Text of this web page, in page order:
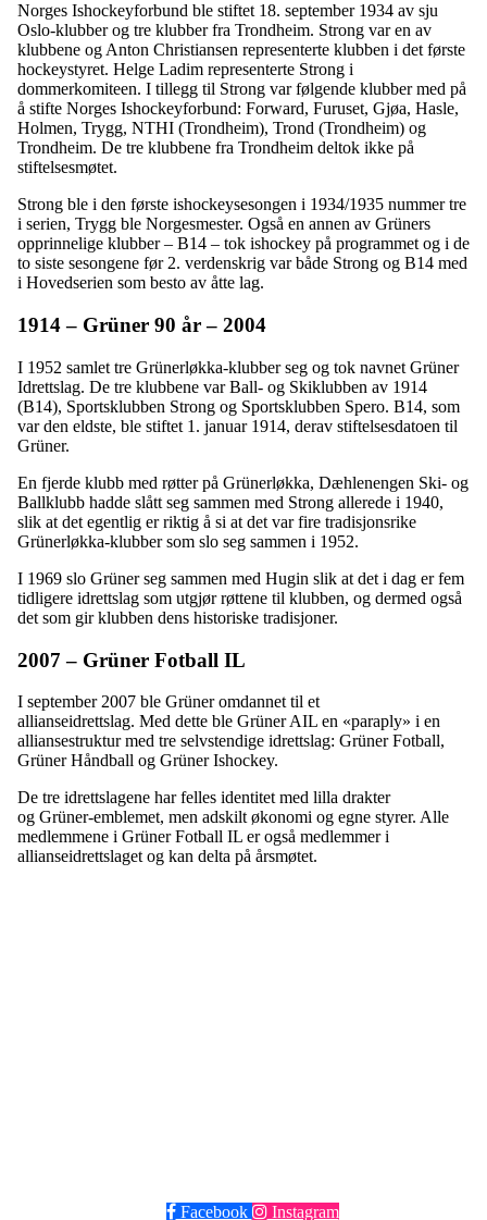
Norges Ishockeyforbund ble stiftet 18. september 1934 av sju
Oslo-klubber og tre klubber fra Trondheim. Strong var en av
klubbene og Anton Christiansen representerte klubben i det første
hockeystyret. Helge Ladim representerte Strong i
dommerkomiteen. I tillegg til Strong var følgende klubber med på
å stifte Norges Ishockeyforbund: Forward, Furuset, Gjøa, Hasle,
Holmen, Trygg, NTHI (Trondheim), Trond (Trondheim) og
Trondheim. De tre klubbene fra Trondheim deltok ikke på
stiftelsesmøtet.
Strong ble i den første ishockeysesongen i 1934/1935 nummer tre
i serien, Trygg ble Norgesmester. Også en annen av Grüners
opprinnelige klubber – B14 – tok ishockey på programmet og i de
to siste sesongene før 2. verdenskrig var både Strong og B14 med
i Hovedserien som besto av åtte lag.
1914 – Grüner 90 år – 2004
I 1952 samlet tre Grünerløkka-klubber seg og tok navnet Grüner
Idrettslag. De tre klubbene var Ball- og Skiklubben av 1914
(B14), Sportsklubben Strong og Sportsklubben Spero. B14, som
var den eldste, ble stiftet 1. januar 1914, derav stiftelsesdatoen til
Grüner.
En fjerde klubb med røtter på Grünerløkka, Dæhlenengen Ski- og
Ballklubb hadde slått seg sammen med Strong allerede i 1940,
slik at det egentlig er riktig å si at det var fire tradisjonsrike
Grünerløkka-klubber som slo seg sammen i 1952.
I 1969 slo Grüner seg sammen med Hugin slik at det i dag er fem
tidligere idrettslag som utgjør røttene til klubben, og dermed også
det som gir klubben dens historiske tradisjoner.
2007 – Grüner Fotball IL
I september 2007 ble Grüner omdannet til et
allianseidrettslag. Med dette ble Grüner AIL en «paraply» i en
alliansestruktur med tre selvstendige idrettslag: Grüner Fotball,
Grüner Håndball og Grüner Ishockey.
De tre idrettslagene har felles identitet med lilla drakter
og Grüner-emblemet, men adskilt økonomi og egne styrer. Alle
medlemmene i Grüner Fotball IL er også medlemmer i
allianseidrettslaget og kan delta på årsmøtet.
Facebook Instagram